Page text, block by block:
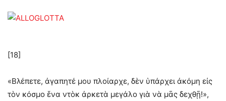
[18]
«Βλέπετε, ἀγαπητέ μου πλοίαρχε, δὲν ὑπάρχει ἀκόμη εἰς
τὸν κόσμο ἕνα ντὸκ ἀρκετὰ μεγάλο γιὰ νὰ μᾶς δεχθῇ!»,